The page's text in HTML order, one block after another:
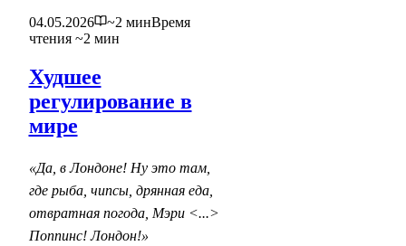
04.05.2026
~2 минВремя
чтения ~2 мин
Худшее
регулирование в
мире
«Да, в Лондоне! Ну это там,
где рыба, чипсы, дрянная еда,
отвратная погода, Мэри <...>
Поппинс! Лондон!»